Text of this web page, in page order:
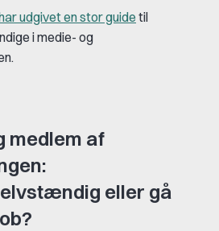
udgivet en stor guide til
i medie- og
medlem af
eller gå